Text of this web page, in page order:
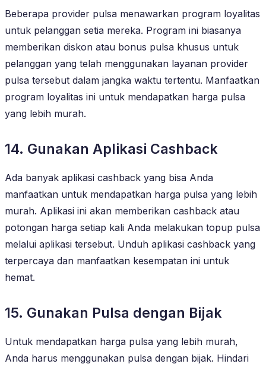
Beberapa provider pulsa menawarkan program loyalitas
untuk pelanggan setia mereka. Program ini biasanya
memberikan diskon atau bonus pulsa khusus untuk
pelanggan yang telah menggunakan layanan provider
pulsa tersebut dalam jangka waktu tertentu. Manfaatkan
program loyalitas ini untuk mendapatkan harga pulsa
yang lebih murah.
14. Gunakan Aplikasi Cashback
Ada banyak aplikasi cashback yang bisa Anda
manfaatkan untuk mendapatkan harga pulsa yang lebih
murah. Aplikasi ini akan memberikan cashback atau
potongan harga setiap kali Anda melakukan topup pulsa
melalui aplikasi tersebut. Unduh aplikasi cashback yang
terpercaya dan manfaatkan kesempatan ini untuk
hemat.
15. Gunakan Pulsa dengan Bijak
Untuk mendapatkan harga pulsa yang lebih murah,
Anda harus menggunakan pulsa dengan bijak. Hindari